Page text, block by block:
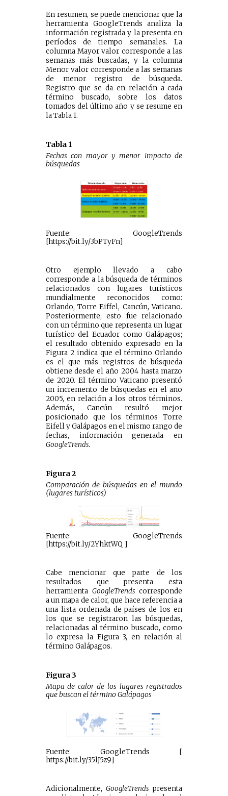
En resumen, se puede mencionar que la
herramienta GoogleTrends analiza la
información registrada y la presenta en
períodos de tiempo semanales. La
columna Mayor valor corresponde a las
semanas más buscadas, y la columna
Menor valor corresponde a las semanas
de menor registro de búsqueda.
Registro que se da en relación a cada
término buscado, sobre los datos
tomados del último año y se resume en
la Tabla 1.
Tabla 1
Fechas con mayor y menor impacto de
búsquedas
Fuente: GoogleTrends
[https://bit.ly/3bPTyFn]
Otro ejemplo llevado a cabo
corresponde a la búsqueda de términos
relacionados con lugares turísticos
mundialmente reconocidos como:
Orlando, Torre Eiffel, Cancún, Vaticano.
Posteriormente, esto fue relacionado
con un término que representa un lugar
turístico del Ecuador como Galápagos;
el resultado obtenido expresado en la
Figura 2 indica que el término Orlando
es el que más registros de búsqueda
obtiene desde el año 2004 hasta marzo
de 2020. El término Vaticano presentó
un incremento de búsquedas en el año
2005, en relación a los otros términos.
Además, Cancún resultó mejor
posicionado que los términos Torre
Eifell y Galápagos en el mismo rango de
fechas, información generada en
GoogleTrends.
Figura 2
Comparación de búsquedas en el mundo
(lugares turísticos)
Fuente: GoogleTrends
[https://bit.ly/2YhktWQ ]
Cabe mencionar que parte de los
resultados que presenta esta
herramienta GoogleTrends corresponde
a un mapa de calor, que hace referencia a
una lista ordenada de países de los en
los que se registraron las búsquedas,
relacionadas al término buscado, como
lo expresa la Figura 3, en relación al
término Galápagos.
Figura 3
Mapa de calor de los lugares registrados
que buscan el término Galápagos
Fuente: GoogleTrends [
https://bit.ly/35lJ5z9]
Adicionalmente, GoogleTrends presenta